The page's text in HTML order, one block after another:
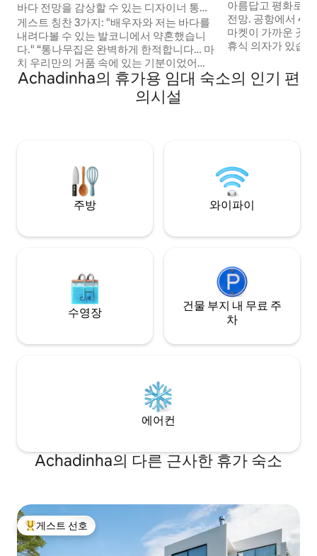
집
바다 전망을 감상할 수 있는 디자이너 통나
무집
게스트 칭찬 3가지: "배우자와 저는 바다를
내려다볼 수 있는 발코니에서 약혼했습니
다." “통나무집은 완벽하게 한적합니다… 마
치 우리만의 거품 속에 있는 기분이었어
요!!" "호스트가 세심하게 준비한 가이드북
과 현지 간식 덕분에 기대 이상의 만족을 느
커플이나 자연과 교감하고 싶은 사람에게
완벽한 장소입니다.
아름답고 평화로
전망. 공항에서 40
마켓이 가까운 곳
휴식 의자가 있습
니다. 수영장이 가
있으며, 하이킹, 새
Achadinha의 휴가용 임대 숙소의 인기 편
의시설
주방 와이파이
수영장
건물 부지 내 무료 주
차
에어컨
Achadinha의 다른 근사한 휴가 숙소
상위 게스트 선호
게스트 선호